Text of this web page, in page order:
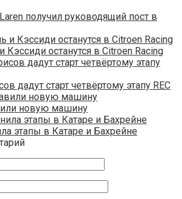
получил руководящий пост в
останутся в Citroen Racing
дадут старт четвёртому этапу REC
новую машину
этапы в Катаре и Бахрейне